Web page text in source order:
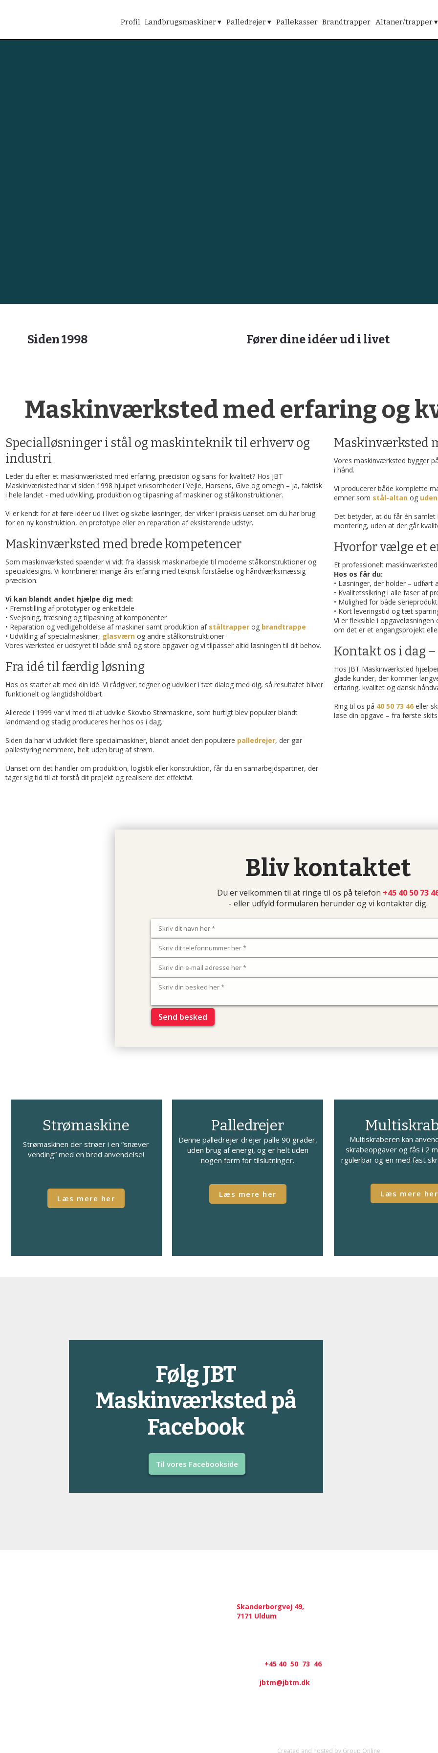
Profil Landbrugsmaskiner ▾ Palledrejer ▾ Pallekasser Brandtrapper Altaner/trapper ▾
Siden 1998 Fører dine idéer ud i livet
Maskinværksted med erfaring og
Specialløsninger i stål og maskinteknik til erhverv og
industri
Leder du efter et maskinværksted med erfaring, præcision og sans for kvalitet? Hos JBT
Maskinværksted har vi siden 1998 hjulpet virksomheder i Vejle, Horsens, Give og omegn – ja, faktisk
i hele landet - med udvikling, produktion og tilpasning af maskiner og stålkonstruktioner.
Vi er kendt for at føre idéer ud i livet og skabe løsninger, der virker i praksis uanset om du har brug
for en ny konstruktion, en prototype eller en reparation af eksisterende udstyr.
Maskinværksted med brede kompetencer
Som maskinværksted spænder vi vidt fra klassisk maskinarbejde til moderne stålkonstruktioner og
specialdesigns. Vi kombinerer mange års erfaring med teknisk forståelse og håndværksmæssig
præcision.
Vi kan blandt andet hjælpe dig med:
• Fremstilling af prototyper og enkeltdele
• Svejsning, fræsning og tilpasning af komponenter
• Reparation og vedligeholdelse af maskiner samt produktion af ståltrapperog brandtrappe
• Udvikling af specialmaskiner, glasværn og andre stålkonstruktioner
Vores værksted er udstyret til både små og store opgaver og vi tilpasser altid løsningen til dit behov.
Fra idé til færdig løsning
Hos os starter alt med din idé. Vi rådgiver, tegner og udvikler i tæt dialog med dig, så resultatet bliver
funktionelt og langtidsholdbart.
Allerede i 1999 var vi med til at udvikle Skovbo Strømaskine, som hurtigt blev populær blandt
landmænd og stadig produceres her hos os i dag.
Siden da har vi udviklet flere specialmaskiner, blandt andet den populære palledrejer, der gør
pallestyring nemmere, helt uden brug af strøm.
Uanset om det handler om produktion, logistik eller konstruktion, får du en samarbejdspartner, der
tager sig tid til at forstå dit projekt og realisere det effektivt.
Maskinværksted
Vores maskinværksted bygger
i hånd.
Vi producerer både komplette
emner som stål-altan og
Det betyder, at du får én
montering, uden at der går
Hvorfor vælge et
Et professionelt
Hos os får du:
• Løsninger, der holder – udført
• Kvalitetssikring i alle faser af
• Mulighed for både
• Kort leveringstid og tæt
Vi er fleksible i
om det er et engangsprojekt
Kontakt os i dag
Hos JBT Maskinværksted
glade kunder, der kommer
erfaring, kvalitet og dansk
Ring til os på 40 50 73 46eller
løse din opgave – fra første
​Bliv kontaktet
​Du er velkommen til at ringe til os på telefon +45 40 50 73
- eller udfyld formularen herunder og vi kontakter dig.​
Strømaskine
Strømaskinen der strøer i en “snæver
vending” med en bred anvendelse!
​Læs mere her
Palledrejer
Denne palledrejer drejer palle 90 grader,
uden brug af energi, og er helt uden
nogen form for tilslutninger.
​Læs mere her
Multiskraberen kan
skrabeopgaver og fås i 2
rgulerbar og en med fast
​Læs mere her
​Følg JBT
Maskinværksted på
Facebook
Til vores Facebookside
Skanderborgvej 49,
​7171 Uldum
+45 40 50​ 73 46
jbtm@jbtm.dk
Created and hosted by Group Online